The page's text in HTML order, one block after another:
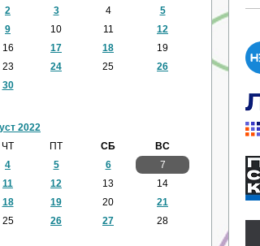
2 3 4
5
9 10 11
12
16 17 18
19
23 24 25
26
30
2022
ЧТ ПТ СБ
ВС
4 5 6
7
11 12 13
14
18 19 20
21
25 26 27
28